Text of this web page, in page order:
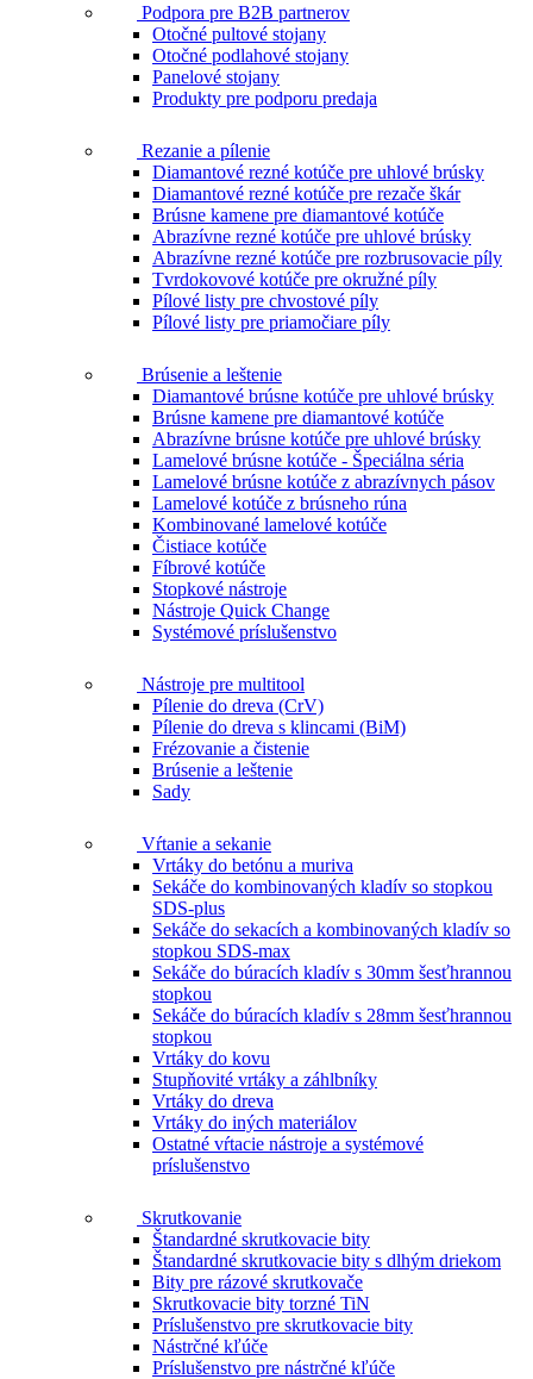
Podpora pre B2B partnerov
Otočné pultové stojany
Otočné podlahové stojany
Panelové stojany
Produkty pre podporu predaja
Rezanie a pílenie
Diamantové rezné kotúče pre uhlové brúsky
Diamantové rezné kotúče pre rezače škár
Brúsne kamene pre diamantové kotúče
Abrazívne rezné kotúče pre uhlové brúsky
Abrazívne rezné kotúče pre rozbrusovacie píly
Tvrdokovové kotúče pre okružné píly
Pílové listy pre chvostové píly
Pílové listy pre priamočiare píly
Brúsenie a leštenie
Diamantové brúsne kotúče pre uhlové brúsky
Brúsne kamene pre diamantové kotúče
Abrazívne brúsne kotúče pre uhlové brúsky
Lamelové brúsne kotúče - Špeciálna séria
Lamelové brúsne kotúče z abrazívnych pásov
Lamelové kotúče z brúsneho rúna
Kombinované lamelové kotúče
Čistiace kotúče
Fíbrové kotúče
Stopkové nástroje
Nástroje Quick Change
Systémové príslušenstvo
Nástroje pre multitool
Pílenie do dreva (CrV)
Pílenie do dreva s klincami (BiM)
Frézovanie a čistenie
Brúsenie a leštenie
Sady
Vŕtanie a sekanie
Vrtáky do betónu a muriva
Sekáče do kombinovaných kladív so stopkou
SDS-plus
Sekáče do sekacích a kombinovaných kladív so
stopkou SDS-max
Sekáče do búracích kladív s 30mm šesťhrannou
stopkou
Sekáče do búracích kladív s 28mm šesťhrannou
stopkou
Vrtáky do kovu
Stupňovité vrtáky a záhlbníky
Vrtáky do dreva
Vrtáky do iných materiálov
Ostatné vŕtacie nástroje a systémové
príslušenstvo
Skrutkovanie
Štandardné skrutkovacie bity
Štandardné skrutkovacie bity s dlhým driekom
Bity pre rázové skrutkovače
Skrutkovacie bity torzné TiN
Príslušenstvo pre skrutkovacie bity
Nástrčné kľúče
Príslušenstvo pre nástrčné kľúče